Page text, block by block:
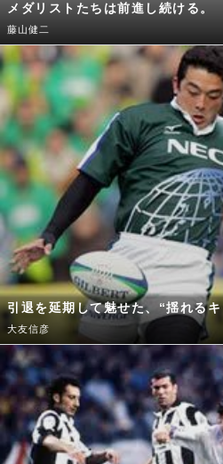
メダリストたちは前進し続ける。
藤山健二
引退を延期して魅せた、“揺れるキ
大友信彦